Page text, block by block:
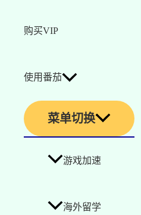
购买VIP
使用番茄
菜单切换
游戏加速
海外留学